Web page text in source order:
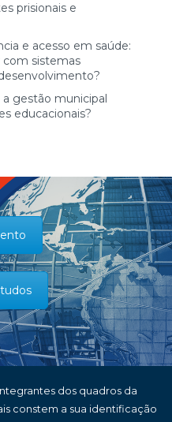
prisionais e
e acesso em saúde:
sistemas
gestão municipal
educacionais?
dos quadros da
constem a sua identificação